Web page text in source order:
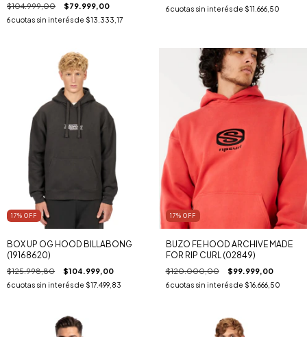
$104.999,00 $79.999,00
6cuotas sin interés de $13.333,17
6 cuotas sin interés de $11.666,50
17% OFF
BOX UP OG HOOD BILLABONG
(19168620)
$125.998,80 $104.999,00
6cuotas sin interés de $17.499,83
17% OFF
BUZO FE HOOD ARCHIVE MADE
FOR RIP CURL (02849)
$120.000,00 $99.999,00
6 cuotas sin interés de $16.666,50